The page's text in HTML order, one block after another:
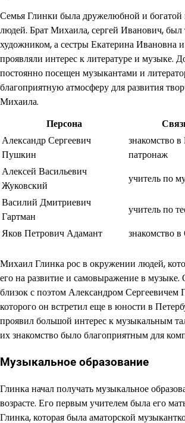
Семья Глинки была дружелюбной и богатой
людей. Брат Михаила, сергей Иванович,
художником, а сестры Екатерина Ивановна
проявляли интерес к литературе и музыке.
постоянно посещен музыкантами и
благоприятную атмосферу для развития
Михаила.
Персона
Александр Сергеевич
Пушкин
знакомство в
патронаж
Алексей Васильевич
Жуковский
учитель по
Василий Дмитриевич
Гартман
учитель по
Яков Петрович Адамант
знакомство
Михаил Глинка рос в окружении людей,
его на развитие и самовыражение в
близок с поэтом Александром
которого он встретил еще в юности в
проявил большой интерес к музыкальным
их знакомство было благоприятным для
Музыкальное образование
Глинка начал получать музыкальное
возрасте. Его первым учителем была его
Глинка, которая была аматорской